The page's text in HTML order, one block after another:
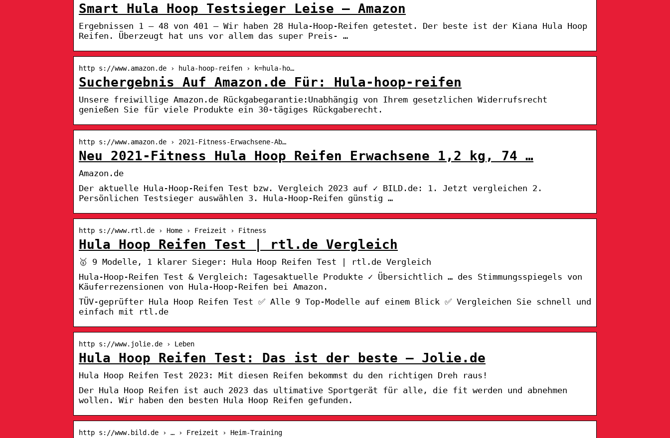
Smart Hula Hoop Testsieger Leise – Amazon
Ergebnissen 1 – 48 von 401 — Wir haben 28 Hula-Hoop-Reifen getestet. Der beste ist der Kiana Hula Hoop
Reifen. Überzeugt hat uns vor allem das super Preis- …
http s://www.amazon.de › hula-hoop-reifen › k=hula-ho…
Suchergebnis Auf Amazon.de Für: Hula-hoop-reifen
Unsere freiwillige Amazon.de Rückgabegarantie:Unabhängig von Ihrem gesetzlichen Widerrufsrecht
genießen Sie für viele Produkte ein 30-tägiges Rückgaberecht.
http s://www.amazon.de › 2021-Fitness-Erwachsene-Ab…
Neu 2021-Fitness Hula Hoop Reifen Erwachsene 1,2 kg, 74 …
Amazon.de
Der aktuelle Hula-Hoop-Reifen Test bzw. Vergleich 2023 auf ✓ BILD.de: 1. Jetzt vergleichen 2.
Persönlichen Testsieger auswählen 3. Hula-Hoop-Reifen günstig …
http s://www.rtl.de › Home › Freizeit › Fitness
Hula Hoop Reifen Test | rtl.de Vergleich
🥇 9 Modelle, 1 klarer Sieger: Hula Hoop Reifen Test | rtl.de Vergleich
Hula-Hoop-Reifen Test & Vergleich: Tagesaktuelle Produkte ✓ Übersichtlich … des Stimmungsspiegels von
Käuferrezensionen von Hula-Hoop-Reifen bei Amazon.
TÜV-geprüfter Hula Hoop Reifen Test ✅ Alle 9 Top-Modelle auf einem Blick ✅ Vergleichen Sie schnell und
einfach mit rtl.de
http s://www.jolie.de › Leben
Hula Hoop Reifen Test: Das ist der beste – Jolie.de
Hula Hoop Reifen Test 2023: Mit diesen Reifen bekommst du den richtigen Dreh raus!
Der Hula Hoop Reifen ist auch 2023 das ultimative Sportgerät für alle, die fit werden und abnehmen
wollen. Wir haben den besten Hula Hoop Reifen gefunden.
http s://www.bild.de › … › Freizeit › Heim-Training